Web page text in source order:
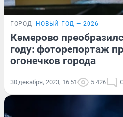
ГОРОД НОВЫЙ ГОД — 2026
Кемерово
году: фоторепортаж
огонечков города
30 декабря, 2023, 16:51 5 426